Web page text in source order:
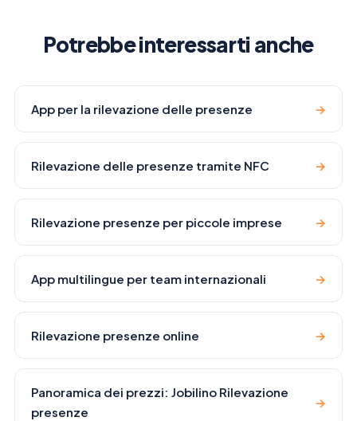
Potrebbe interessarti anche
App per la rilevazione delle presenze →
Rilevazione delle presenze tramite NFC →
Rilevazione presenze per piccole imprese →
App multilingue per team internazionali →
Rilevazione presenze online →
Panoramica dei prezzi: Jobilino Rilevazione
presenze
→